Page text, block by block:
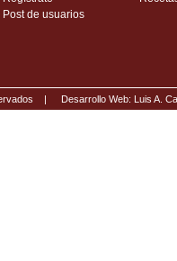
Post de usuarios
| Desarrollo Web: Luis